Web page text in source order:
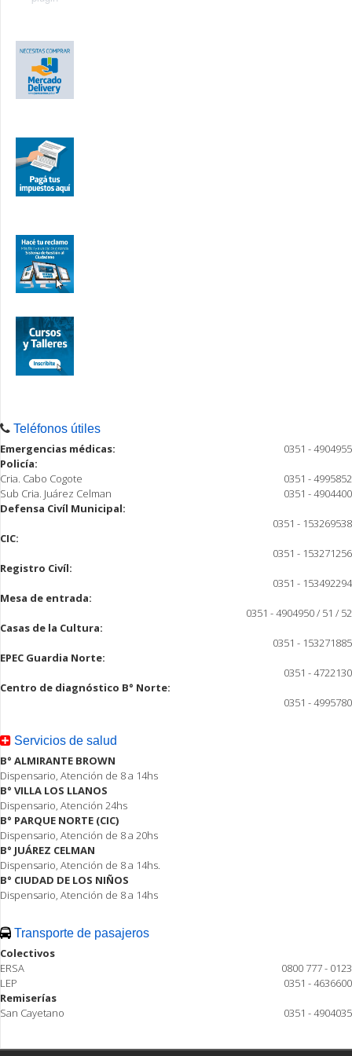
Teléfonos útiles
Emergencias médicas:
0351 - 4904955
Policía:
Cria. Cabo Cogote
0351 - 4995852
Sub Cria. Juárez Celman
0351 - 4904400
Defensa Civíl Municipal:
0351 - 153269538
CIC:
0351 - 153271256
Registro Civíl:
0351 - 153492294
Mesa de entrada:
0351 - 4904950 / 51 / 52
Casas de la Cultura:
0351 - 153271885
EPEC Guardia Norte:
0351 - 4722130
Centro de diagnóstico B° Norte:
0351 - 4995780
Servicios de salud
B° ALMIRANTE BROWN
Dispensario, Atención de 8 a 14hs
B° VILLA LOS LLANOS
Dispensario, Atención 24hs
B° PARQUE NORTE (CIC)
Dispensario, Atención de 8 a 20hs
B° JUÁREZ CELMAN
Dispensario, Atención de 8 a 14hs.
B° CIUDAD DE LOS NIÑOS
Dispensario, Atención de 8 a 14hs
Transporte de pasajeros
Colectivos
ERSA
0800 777 - 0123
LEP
0351 - 4636600
Remiserías
San Cayetano
0351 - 4904035